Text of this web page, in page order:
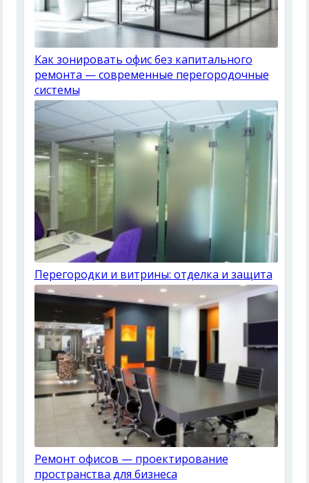
Как зонировать офис без капитального
ремонта — современные перегородочные
системы
Перегородки и витрины: отделка и защита
Ремонт офисов — проектирование
пространства для бизнеса